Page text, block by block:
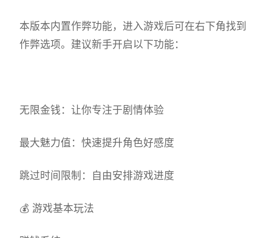
本版本内置作弊功能，进入游戏后可在右下角找到
作弊选项。建议新手开启以下功能：
无限金钱：让你专注于剧情体验
最大魅力值：快速提升角色好感度
跳过时间限制：自由安排游戏进度
💰 游戏基本玩法